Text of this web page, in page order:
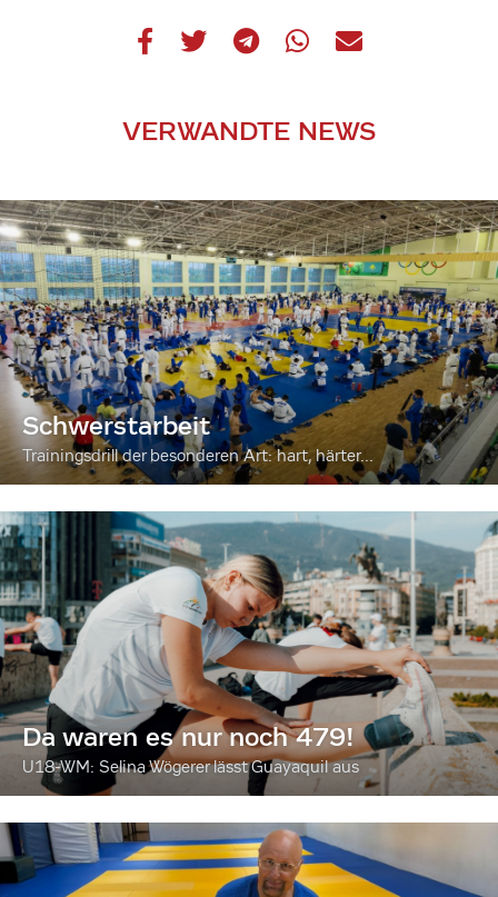
VERWANDTE NEWS
Schwerstarbeit
Trainingsdrill der besonderen Art: hart, härter...
Da waren es nur noch 479!
U18-WM: Selina Wögerer lässt Guayaquil aus